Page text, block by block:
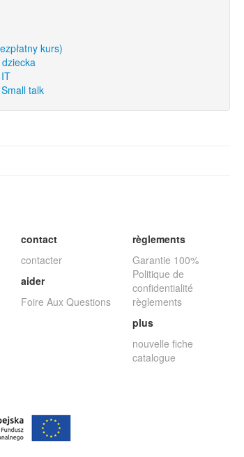
kurs)
talk
contact
contacter
aider
Foire Aux Questions
règlements
Garantie 100%
Politique de
confidentialité
règlements
plus
nouvelle fiche
catalogue